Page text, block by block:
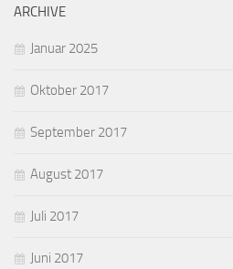
ARCHIVE
Januar 2025
Oktober 2017
September 2017
August 2017
Juli 2017
Juni 2017